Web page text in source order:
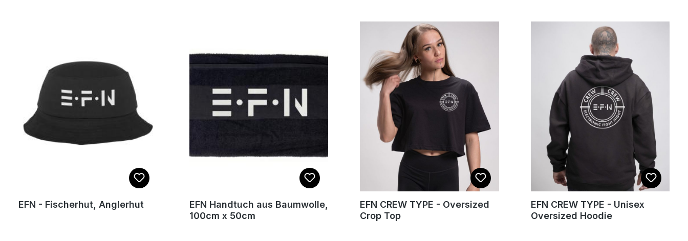
EFN - Fischerhut, Anglerhut
EFN Handtuch aus Baumwolle,
100cm x 50cm
EFN CREW TYPE - Oversized
Crop Top
EFN CREW TYPE - Unisex
Oversized Hoodie